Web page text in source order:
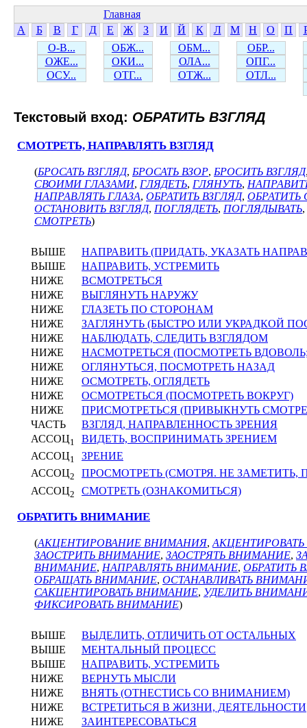
Главная
А
Б В Г Д Е Ж З И Й К Л М Н О П
О-В...
ОБЖ... ОБМ...
ОБР...
ОЖЕ...
ОКИ... ОЛА...
ОПГ...
ОСУ...
ОТГ... ОТЖ... ОТЛ...
Текстовый вход: ОБРАТИТЬ ВЗГЛЯД
СМОТРЕТЬ, НАПРАВЛЯТЬ ВЗГЛЯД
(БРОСАТЬ ВЗГЛЯД, БРОСАТЬ ВЗОР, БРОСИТЬ ВЗГЛЯД
СВОИМИ ГЛАЗАМИ, ГЛЯДЕТЬ, ГЛЯНУТЬ,
НАПРАВЛЯТЬ ГЛАЗА, ОБРАТИТЬ ВЗГЛЯД, ОБРАТИТЬ
ОСТАНОВИТЬ ВЗГЛЯД, ПОГЛЯДЕТЬ, ПОГЛЯДЫВАТЬ,
СМОТРЕТЬ)
ВЫШЕ
НАПРАВИТЬ (ПРИДАТЬ, УКАЗАТЬ
ВЫШЕ
НАПРАВИТЬ, УСТРЕМИТЬ
НИЖЕ
ВСМОТРЕТЬСЯ
НИЖЕ
ВЫГЛЯНУТЬ НАРУЖУ
НИЖЕ
ГЛАЗЕТЬ ПО СТОРОНАМ
НИЖЕ
ЗАГЛЯНУТЬ (БЫСТРО ИЛИ УКРАДКОЙ
НИЖЕ
НАБЛЮДАТЬ, СЛЕДИТЬ ВЗГЛЯДОМ
НИЖЕ
НАСМОТРЕТЬСЯ (ПОСМОТРЕТЬ
НИЖЕ
ОГЛЯНУТЬСЯ, ПОСМОТРЕТЬ НАЗАД
НИЖЕ
ОСМОТРЕТЬ, ОГЛЯДЕТЬ
НИЖЕ
ОСМОТРЕТЬСЯ (ПОСМОТРЕТЬ ВОКРУГ)
НИЖЕ
ПРИСМОТРЕТЬСЯ (ПРИВЫКНУТЬ
ЧАСТЬ
ВЗГЛЯД, НАПРАВЛЕННОСТЬ ЗРЕНИЯ
АССОЦ1
ВИДЕТЬ, ВОСПРИНИМАТЬ ЗРЕНИЕМ
АССОЦ1
ЗРЕНИЕ
АССОЦ2
ПРОСМОТРЕТЬ (СМОТРЯ. НЕ ЗАМЕТИТЬ,
АССОЦ2 СМОТРЕТЬ (ОЗНАКОМИТЬСЯ)
ОБРАТИТЬ ВНИМАНИЕ
(АКЦЕНТИРОВАНИЕ ВНИМАНИЯ,
ЗАОСТРИТЬ ВНИМАНИЕ, ЗАОСТРЯТЬ ВНИМАНИЕ,
ВНИМАНИЕ, НАПРАВЛЯТЬ ВНИМАНИЕ, ОБРАТИТЬ
ОБРАЩАТЬ ВНИМАНИЕ, ОСТАНАВЛИВАТЬ
САКЦЕНТИРОВАТЬ ВНИМАНИЕ, УДЕЛИТЬ
ФИКСИРОВАТЬ ВНИМАНИЕ)
ВЫШЕ
ВЫДЕЛИТЬ, ОТЛИЧИТЬ ОТ ОСТАЛЬНЫХ
ВЫШЕ
МЕНТАЛЬНЫЙ ПРОЦЕСС
ВЫШЕ
НАПРАВИТЬ, УСТРЕМИТЬ
НИЖЕ
ВЕРНУТЬ МЫСЛИ
НИЖЕ
ВНЯТЬ (ОТНЕСТИСЬ СО ВНИМАНИЕМ)
НИЖЕ
ВСТРЕТИТЬСЯ В ЖИЗНИ, ДЕЯТЕЛЬНОСТИ
НИЖЕ
ЗАИНТЕРЕСОВАТЬСЯ